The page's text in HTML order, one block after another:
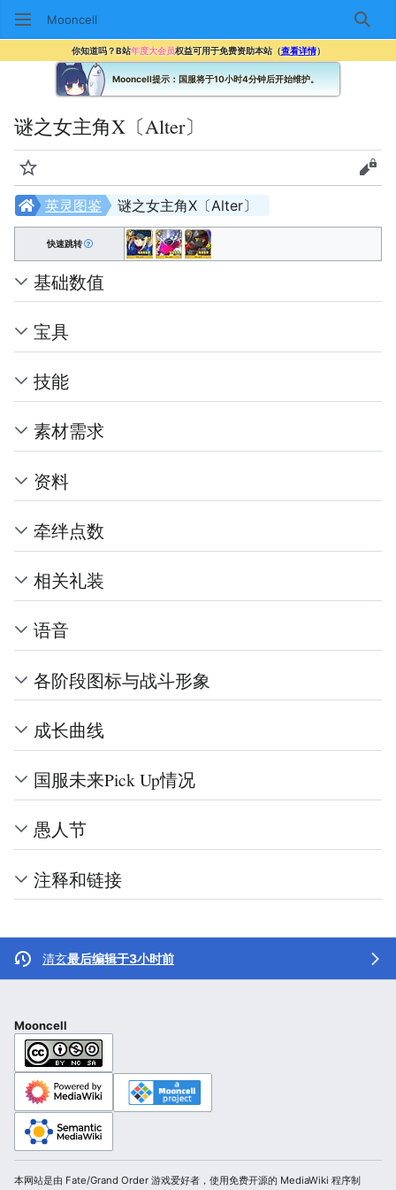
Mooncell 搜索
你知道吗？B站年度大会员权益可用于免费资助本站（查看详情）
Mooncell提示：国服将于10小时4分钟后开始维护。
谜之女主角X〔Alter〕
监视 查看
谜之女主角X〔Alter〕
英灵图鉴
快速跳转
基础数值
宝具
技能
素材需求
资料
牵绊点数
相关礼装
语音
各阶段图标与战斗形象
成长曲线
国服未来Pick Up情况
愚人节
注释和链接
清玄最后编辑于3小时前
Mooncell
本网站是由 Fate/Grand Order 游戏爱好者，使用免费开源的 MediaWiki 程序制